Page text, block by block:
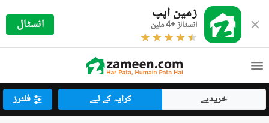
زمین اپپ
انسٹالز +4 ملین انسٹال
خریدیے کرایہ کے لیے فلٹرز